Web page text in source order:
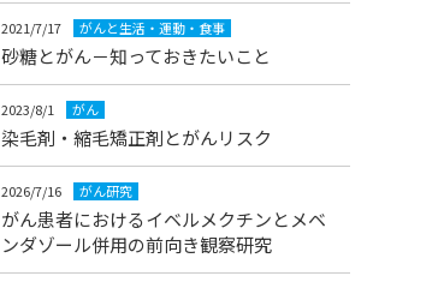
2021/7/17 がんと生活・運動・食事
砂糖とがん－知っておきたいこと
2023/8/1 がん
染毛剤・縮毛矯正剤とがんリスク
2026/7/16 がん研究
がん患者におけるイベルメクチンとメベ
ンダゾール併用の前向き観察研究